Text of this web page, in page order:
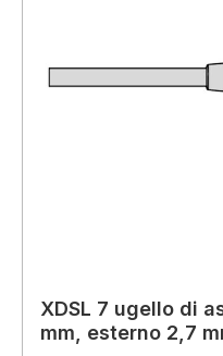
XDSL 7 ugello di
mm, esterno 2,7